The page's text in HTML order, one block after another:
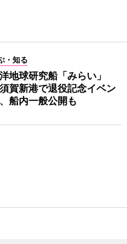
・知る
地球研究船「みらい」
賀新港で退役記念イベン
、船内一般公開も